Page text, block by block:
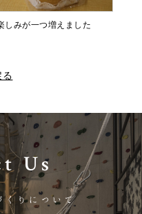
しみが一つ増えました
る
Us
くりについて